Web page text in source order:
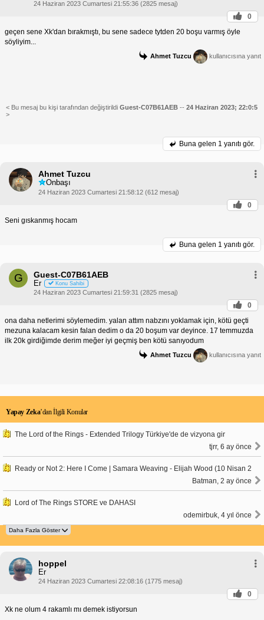
24 Haziran 2023 Cumartesi 21:55:36 (2825 mesaj)
0
geçen sene Xk'dan bırakmıştı, bu sene sadece tytden 20 boşu varmış öyle
söyliyim...
Ahmet Tuzcu kullanıcısına yanıt
< Bu mesaj bu kişi tarafından değiştirildi Guest-C07B61AEB -- 24 Haziran 2023; 22:0:5
>
Buna gelen 1 yanıtı gör.
Ahmet Tuzcu
Onbaşı
24 Haziran 2023 Cumartesi 21:58:12 (612 mesaj)
0
Seni gıskanmış hocam
Buna gelen 1 yanıtı gör.
G Guest-C07B61AEB
Er Konu Sahibi
24 Haziran 2023 Cumartesi 21:59:31 (2825 mesaj)
0
ona daha netlerimi söylemedim. yalan attım nabzını yoklamak için, kötü geçti
mezuna kalacam kesin falan dedim o da 20 boşum var deyince. 17 temmuzda
ilk 20k girdiğimde derim meğer iyi geçmiş ben kötü sanıyodum
Ahmet Tuzcu kullanıcısına yanıt
Yapay Zeka’dan İlgili Konular
The Lord of the Rings - Extended Trilogy Türkiye'de de vizyona gir
tjrr, 6 ay önce
Ready or Not 2: Here I Come | Samara Weaving - Elijah Wood (10 Nisan 2
Batman, 2 ay önce
Lord of The Rings STORE ve DAHASI
odemirbuk, 4 yıl önce
hoppel
Er
24 Haziran 2023 Cumartesi 22:08:16 (1775 mesaj)
0
Xk ne olum 4 rakamlı mı demek istiyorsun